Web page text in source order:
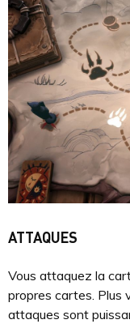
ATTAQUES
Vous attaquez la
propres cartes. Plus
attaques sont